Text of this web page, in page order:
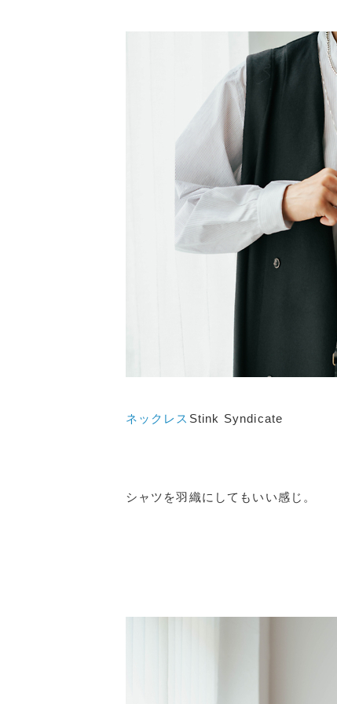
ネックレス Stink Syndicate
シャツを羽織にしてもいい感じ。